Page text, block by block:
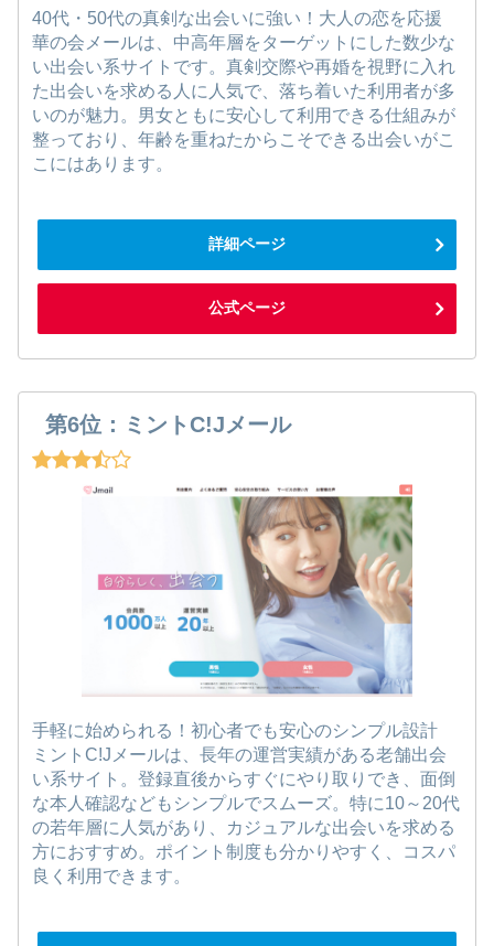
40代・50代の真剣な出会いに強い！大人の恋を応援
華の会メールは、中高年層をターゲットにした数少な
い出会い系サイトです。真剣交際や再婚を視野に入れ
た出会いを求める人に人気で、落ち着いた利用者が多
いのが魅力。男女ともに安心して利用できる仕組みが
整っており、年齢を重ねたからこそできる出会いがこ
こにはあります。
詳細ページ
公式ページ
第6位：ミントC!Jメール
手軽に始められる！初心者でも安心のシンプル設計
ミントC!Jメールは、長年の運営実績がある老舗出会
い系サイト。登録直後からすぐにやり取りでき、面倒
な本人確認などもシンプルでスムーズ。特に10～20代
の若年層に人気があり、カジュアルな出会いを求める
方におすすめ。ポイント制度も分かりやすく、コスパ
良く利用できます。